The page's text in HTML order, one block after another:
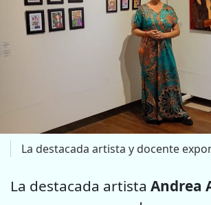
La destacada artista y docente
La destacada artista Andrea